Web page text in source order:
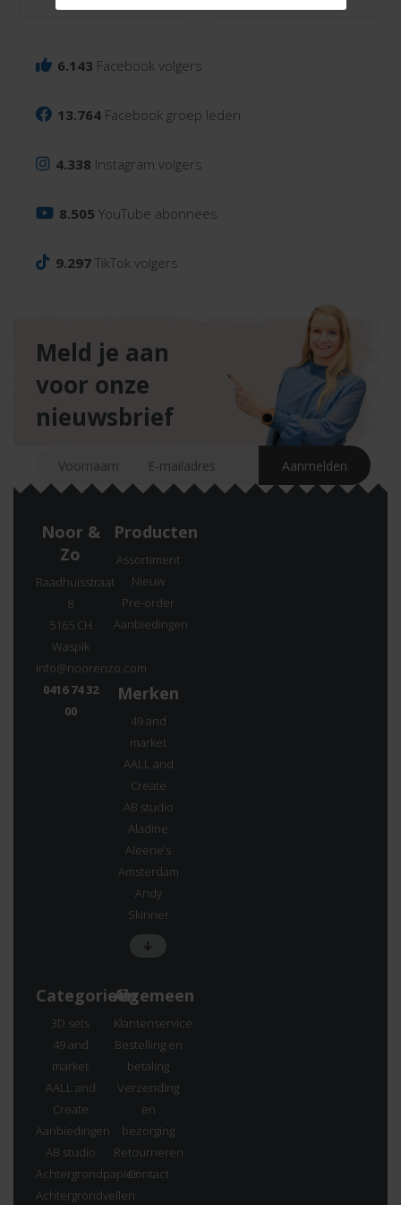
6.143 Facebook volgers
13.764 Facebook groep leden
4.338 Instagram volgers
8.505 YouTube abonnees
9.297 TikTok volgers
Meld je aan
voor onze
nieuwsbrief
Noor &
Zo
Raadhuisstraat
8
5165 CH
Waspik
info@noorenzo.com
0416 74 32
00
Producten
Assortiment
Nieuw
Pre-order
Aanbiedingen
Merken
49 and
market
AALL and
Create
AB studio
Aladine
Aleene’s
Amsterdam
Andy
Skinner
Categorieën
3D sets
49 and
market
AALL and
Create
Aanbiedingen
AB studio
Achtergrondpapier
Achtergrondvellen
Algemeen
Klantenservice
Bestelling en
betaling
Verzending
en
bezorging
Retourneren
Contact